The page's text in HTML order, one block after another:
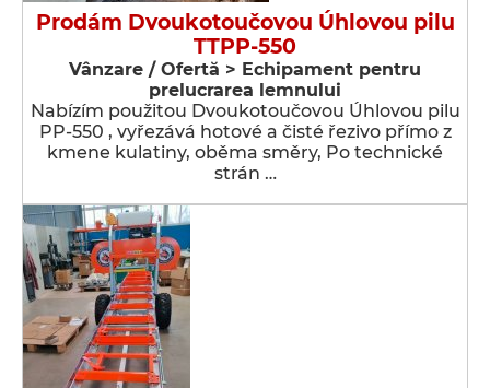
Prodám Dvoukotoučovou Úhlovou pilu
TTPP-550
Vânzare / Ofertă > Echipament pentru
prelucrarea lemnului
Nabízím použitou Dvoukotoučovou Úhlovou pilu
PP-550 , vyřezává hotové a čisté řezivo přímo z
kmene kulatiny, oběma směry, Po technické
strán …